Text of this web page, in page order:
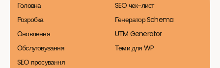
BreadcrumbList
Головна
Розробка
Оновлення
Обслуговування
SEO просування
SEO чек-лист
Генератор Schema
UTM Generator
Теми для WP